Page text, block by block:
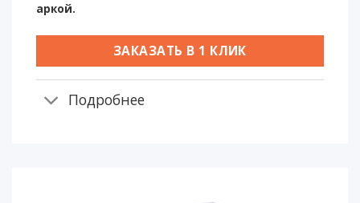
аркой.
ЗАКАЗАТЬ В 1 КЛИК
Подробнее